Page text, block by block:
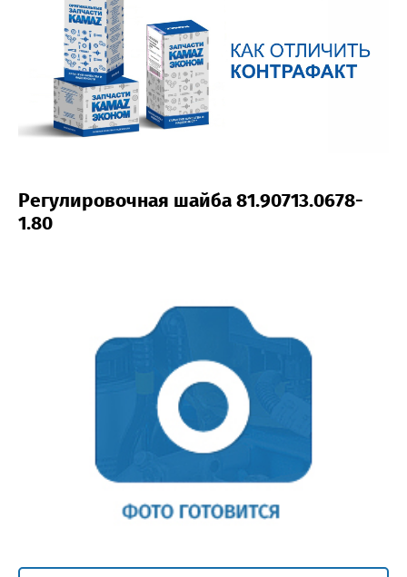
Регулировочная шайба 81.90713.0678-
1.80